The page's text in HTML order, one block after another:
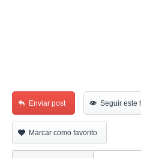
Enviar post Seguir este
Marcar como favorito